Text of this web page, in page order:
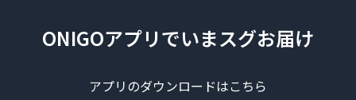
ONIGOアプリでいまスグお届け
アプリのダウンロードはこちら